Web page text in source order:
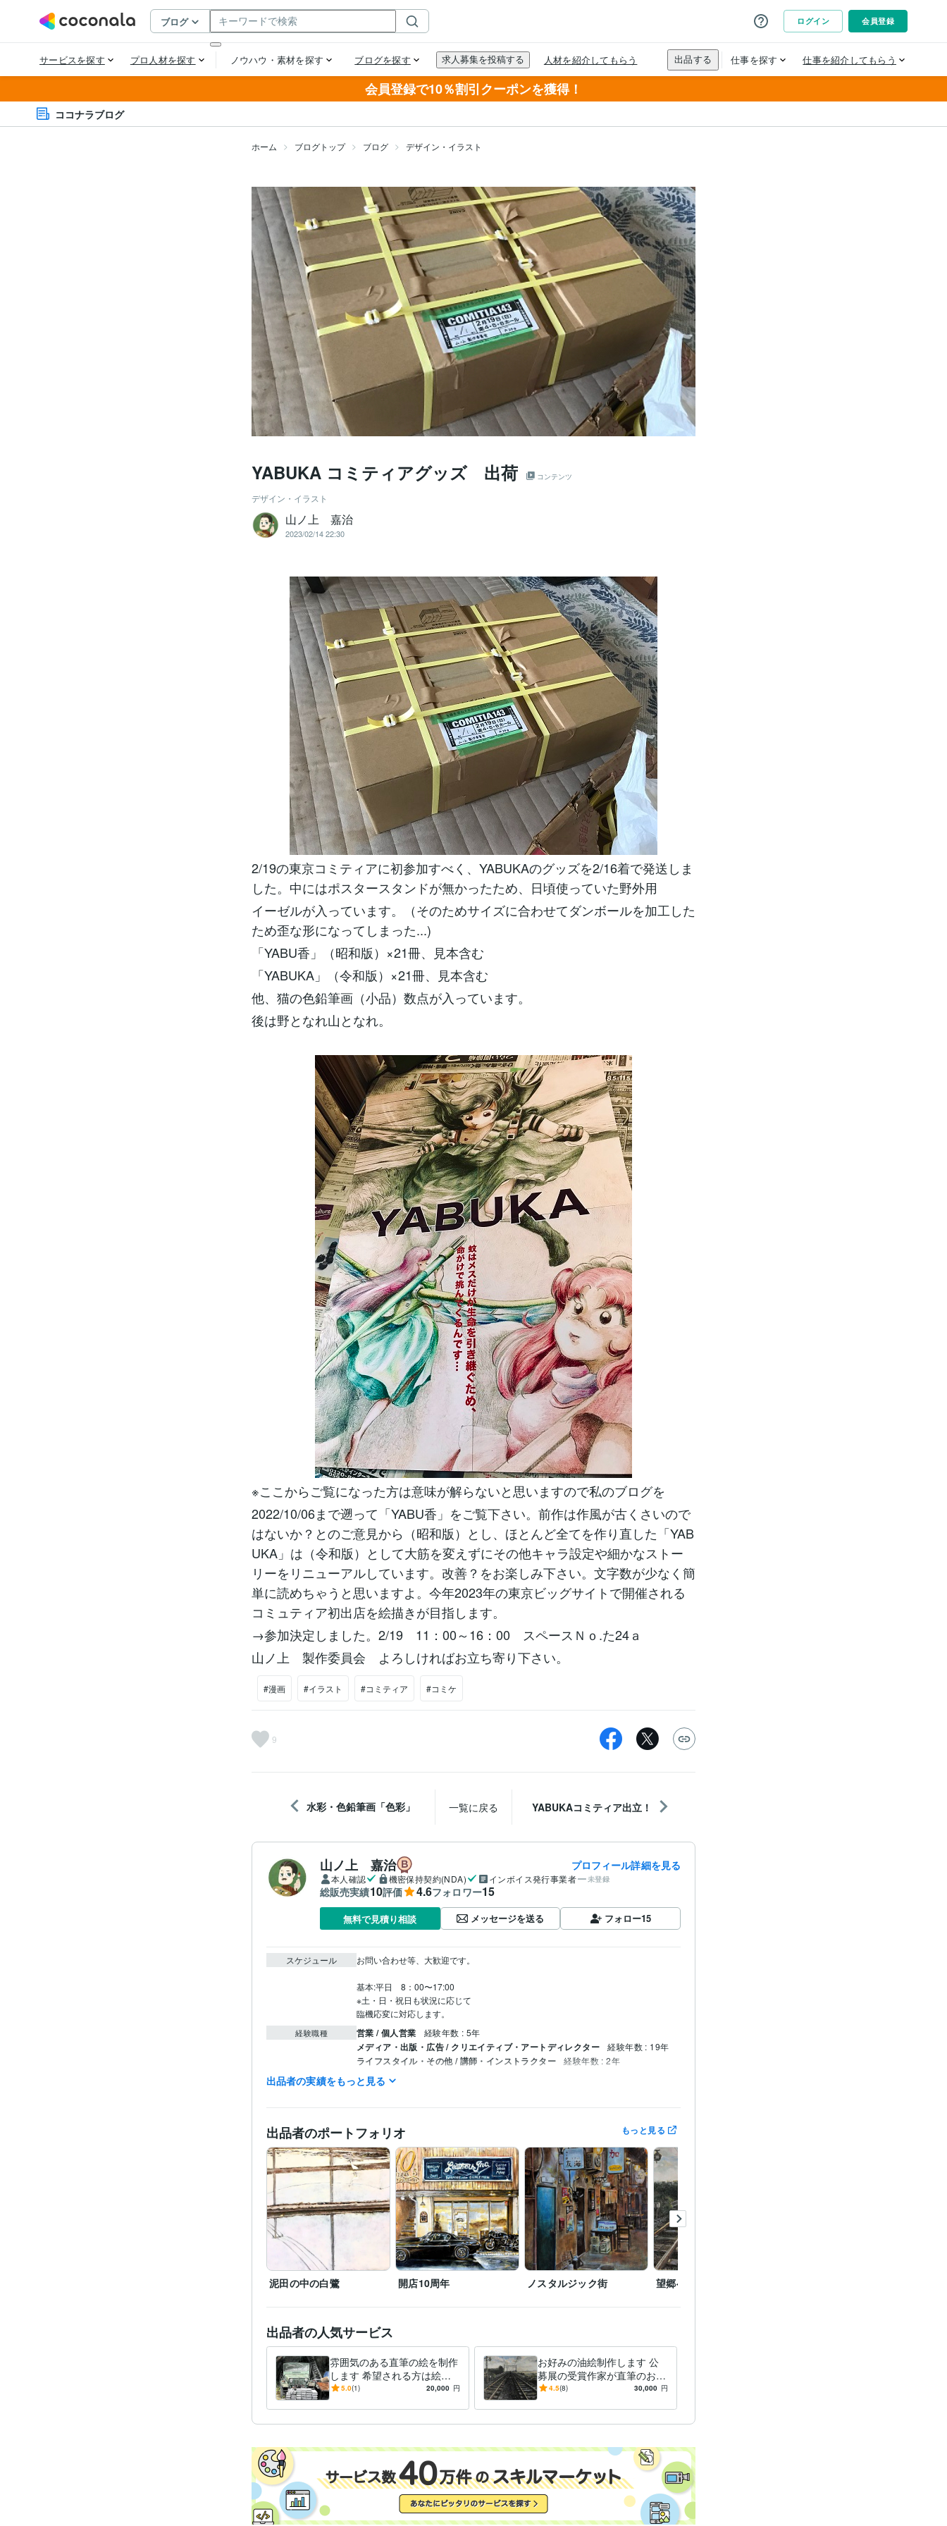
会員登録で10％割引クーポンを獲得！
ココナラブログ
ホーム ブログトップ ブログ デザイン・イラスト
YABUKA コミティアグッズ 出荷 コンテンツ
デザイン・イラスト
山ノ上 嘉治
2023/02/14 22:30
2/19の東京コミティアに初参加すべく、YABUKAのグッズを2/16着で発送しま
した。中にはポスタースタンドが無かったため、日頃使っていた野外用
イーゼルが入っています。（そのためサイズに合わせてダンボールを加工した
ため歪な形になってしまった...)
「YABU香」（昭和版）×21冊、見本含む
「YABUKA」（令和版）×21冊、見本含む
他、猫の色鉛筆画（小品）数点が入っています。
後は野となれ山となれ。
※ここからご覧になった方は意味が解らないと思いますので私のブログを
2022/10/06まで遡って「YABU香」をご覧下さい。前作は作風が古くさいので
はないか？とのご意見から（昭和版）とし、ほとんど全てを作り直した「YAB
UKA」は（令和版）として大筋を変えずにその他キャラ設定や細かなストー
リーをリニューアルしています。改善？をお楽しみ下さい。文字数が少なく簡
単に読めちゃうと思いますよ。今年2023年の東京ビッグサイトで開催される
コミュティア初出店を絵描きが目指します。
→参加決定しました。2/19 11：00～16：00 スペースＮｏ.た24ａ
山ノ上 製作委員会 よろしければお立ち寄り下さい。
#漫画 #イラスト #コミティア #コミケ
9
水彩・色鉛筆画「色彩」 一覧に戻る YABUKAコミティア出立！
山ノ上 嘉治 プロフィール詳細を見る
本人確認 機密保持契約(NDA) インボイス発行事業者 未登録
総販売実績10評価 4.6フォロワー15
無料で見積り相談 メッセージを送る フォロー15
スケジュール お問い合わせ等、大歓迎です。
基本:平日　8：00〜17:00
※土・日・祝日も状況に応じて
臨機応変に対応します。
経験職種 営業 / 個人営業 経験年数 : 5年
メディア・出版・広告 / クリエイティブ・アートディレクター 経験年数 : 19年
ライフスタイル・その他 / 講師・インストラクター 経験年数 : 2年
職歴 YAMANE art club
受賞歴 第40回一陽展　一陽賞 第38回一陽展　奨励賞
第3回
八戸市美術報奨
得意分野 イラスト作成・漫画制作 色鉛筆画 油絵
学歴 東海大学 1986年3月 ~ 1989年2月
出品者の実績をもっと見る
出品者のポートフォリオ もっと見る
泥田の中の白鷺 開店10周年 ノスタルジック街 望郷への道
出品者の人気サービス
雰囲気のある直筆の絵を制作
します 希望される方は絵を
発送いたします。(送料別)
5.0(1) 20,000 円
お好みの油絵制作します 公
募展の受賞作家が直筆のお好
みの油絵を作成します。
4.5(8) 30,000 円